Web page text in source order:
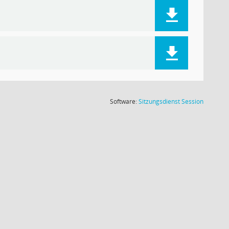
Software:SitzungsdienstSession(Wird in